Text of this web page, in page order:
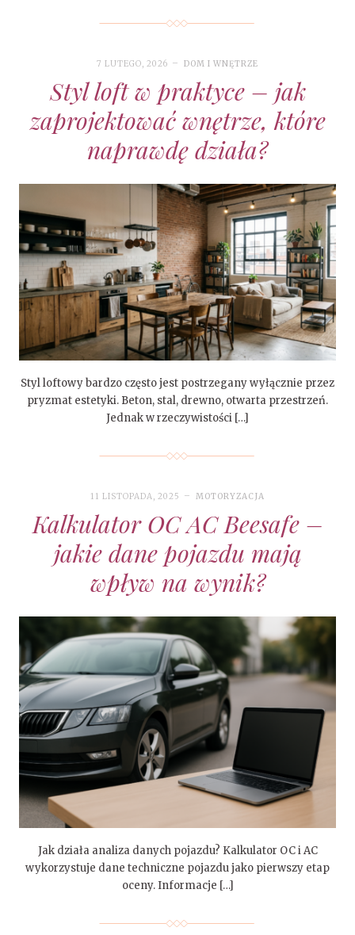
7 LUTEGO, 2026 DOM I WNĘTRZE
Styl loft w praktyce – jak
zaprojektować wnętrze, które
naprawdę działa?
Styl loftowy bardzo często jest postrzegany wyłącznie przez
pryzmat estetyki. Beton, stal, drewno, otwarta przestrzeń.
Jednak w rzeczywistości […]
11 LISTOPADA, 2025 MOTORYZACJA
Kalkulator OC AC Beesafe –
jakie dane pojazdu mają
wpływ na wynik?
Jak działa analiza danych pojazdu? Kalkulator OC i AC
wykorzystuje dane techniczne pojazdu jako pierwszy etap
oceny. Informacje […]